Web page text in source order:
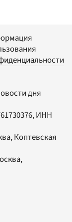
дня
ИНН
Коптевская
,